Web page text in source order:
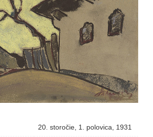
20. storočie, 1. polovica, 1931